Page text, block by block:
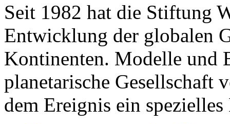
Seit 1982 hat die Stiftung
Entwicklung der globalen
Kontinenten. Modelle und
planetarische Gesellschaft
dem Ereignis ein